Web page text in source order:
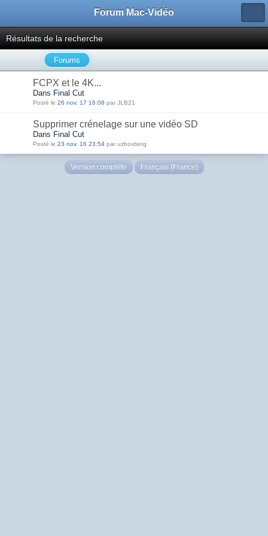
Forum Mac-Vidéo
Résultats de la recherche
Forums
FCPX et le 4K...
Dans Final Cut
Posté le 26 nov. 17 16:08 par JLB21
Supprimer crénelage sur une vidéo SD
Dans Final Cut
Posté le 23 nov. 16 23:54 par uzboxberg
Version complète Français (France)